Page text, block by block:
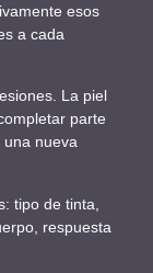
esos
a cada
La piel
parte
una nueva
tipo de tinta,
respuesta